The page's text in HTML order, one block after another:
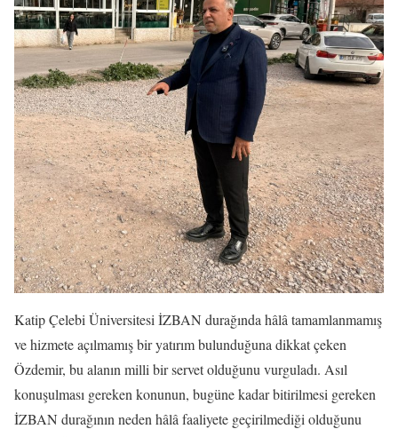
Katip Çelebi Üniversitesi İZBAN durağında hâlâ tamamlanmamış
ve hizmete açılmamış bir yatırım bulunduğuna dikkat çeken
Özdemir, bu alanın milli bir servet olduğunu vurguladı. Asıl
konuşulması gereken konunun, bugüne kadar bitirilmesi gereken
İZBAN durağının neden hâlâ faaliyete geçirilmediği olduğunu